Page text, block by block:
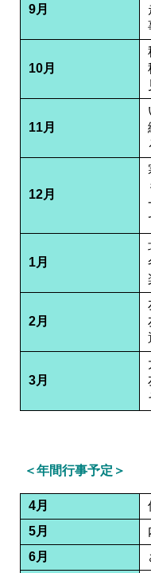
9月
10月
11月
12月
1月
2月
3月
＜年間行事予定＞
4月
5月
6月